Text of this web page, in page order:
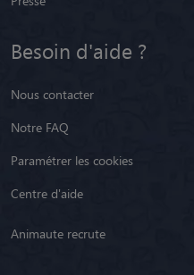
Besoin d'aide ?
Nous contacter
Notre FAQ
Paramétrer les cookies
Centre d'aide
Animaute recrute